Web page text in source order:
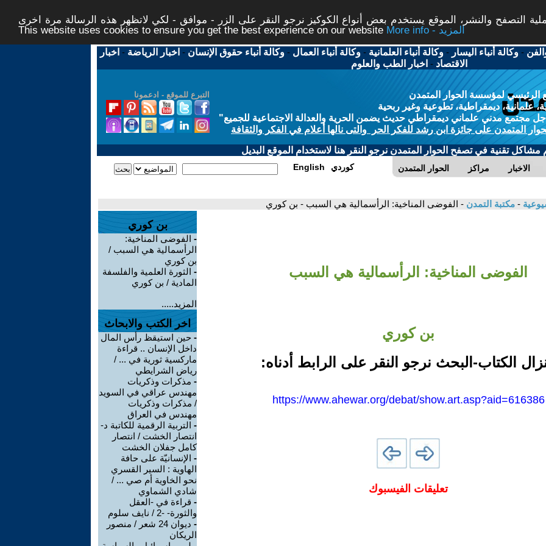
التصفح والنشر، الموقع يستخدم بعض أنواع الكوكيز نرجو النقر على الزر - موافق - لكي لاتظهر هذه الرسالة مرة اخرى -
This website uses cookies to ensure you get the best experience on our website
More info - المزيد
-وكالة أنباء اليسار -وكالة أنباء العلمانية -وكالة أنباء العمال -وكالة أنباء حقوق الإنسان - اخبار الرياضة - اخبار
الاقتصاد - اخبار الطب والعلوم
التبرع للموقع - ادعمونا
الرئيسي لمؤسسة الحوار المتمدن
علمانية، ديمقراطية، تطوعية وغير ربحية
مجتمع مدني علماني ديمقراطي حديث يضمن الحرية والعدالة الاجتماعية للجميع"
المتمدن على جائزة ابن رشد للفكر الحر والتى نالها أعلام في الفكر والثقافة
مشاكل تقنية في تصفح الحوار المتمدن نرجو النقر هنا لاستخدام الموقع البديل
الحوار المتمدن مراكز الاخبار English كوردي
- مكتبة التمدن - الفوضى المناخية: الرأسمالية هي السبب - بن كوري
الفوضى المناخية: الرأسمالية هي السبب
بن كوري
الكتاب-البحث نرجو النقر على الرابط أدناه:
https://www.ahewar.org/debat/show.art.asp?aid=616386
تعليقات الفيسبوك
بن كوري
- الفوضى المناخية:
الرأسمالية هي السبب /
بن كوري
- الثورة العلمية والفلسفة
المادية / بن كوري
المزيد.....
اخر الكتب والابحاث
- حين استيقظ رأس المال
داخل الإنسان .. قراءة
ماركسية ثورية في ... /
رياض الشرايطي
- مذكرات وذكريات
مهندس عراقي في السويد
/ مذكرات وذكريات
مهندس في العراق
- التربية الرقمية للكاتبة د-
انتصار الخشت / انتصار
كامل جفلان الخشت
- الإنسانيّة على حافة
الهاوية : السير القسري
نحو الخاوية أم صي ... /
شادي الشماوي
- قراءة في -العقل
والثورة- -2 / نايف سلوم
-
ديوان 24 شعر / منصور
الريكان